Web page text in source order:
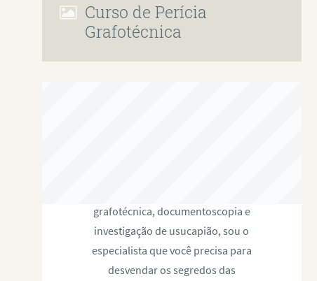
Curso de Perícia
Grafotécnica
grafotécnica, documentoscopia e
investigação de usucapião, sou o
especialista que você precisa para
desvendar os segredos das